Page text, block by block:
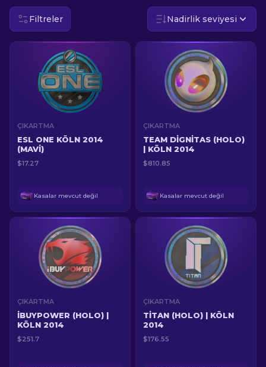
Filtreler Nadirlik seviyesi
ÇIKARTMA
ESL ONE KÖLN 2014
(MAVI)
$17.27
Kasalar mevcut değil
ÇIKARTMA
TEAM DIGNITAS (HOLO)
| KÖLN 2014
$810.85
Kasalar mevcut değil
ÇIKARTMA
IBUYPOWER (HOLO) |
KÖLN 2014
$251.7
ÇIKARTMA
TITAN (HOLO) | KÖLN
2014
$176.55